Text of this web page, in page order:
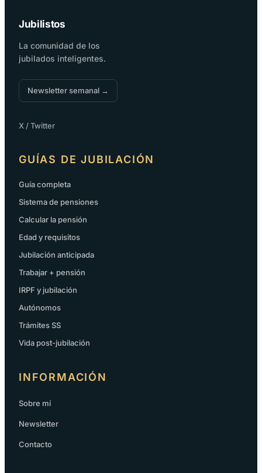
Jubilistos
La comunidad de los
jubilados inteligentes.
Newsletter semanal →
X / Twitter
GUÍAS DE JUBILACIÓN
Guía completa
Sistema de pensiones
Calcular la pensión
Edad y requisitos
Jubilación anticipada
Trabajar + pensión
IRPF y jubilación
Autónomos
Trámites SS
Vida post-jubilación
INFORMACIÓN
Sobre mí
Newsletter
Contacto